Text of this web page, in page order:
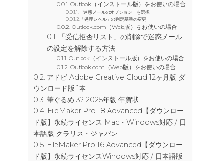
Outlook（インストール版）をお使いの場合
「迷惑メールのオプション」を選択
「処理レベル」の判定基準の変更
Outlook.com（Web版）をお使いの場合
「受信拒否リスト」の削除で迷惑メール
の設定を解除する方法
Outlook（インストール版）をお使いの場合
Outlook.com（Web版）をお使いの場合
アドビ Adobe Creative Cloud 12ヶ月版 ダ
ウンロード版 1本
筆ぐるめ 32 2025年版 年賀状
FileMaker Pro 18 Advanced【ダウンロー
ド版】永続ライセンス Mac・Windows対応 / 日
本語版 クラリス・ジャパン
FileMaker Pro 16 Advanced【ダウンロー
ド版】永続ライセンスWindows対応 / 日本語版